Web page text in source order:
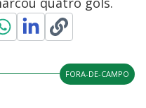
FORA-DE-CAMPO